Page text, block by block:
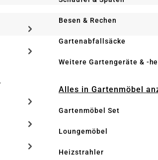
Besen & Rechen
Gartenabfallsäcke
Weitere Gartengeräte & -
Alles in Gartenmöbel
Gartenmöbel Set
Loungemöbel
Heizstrahler